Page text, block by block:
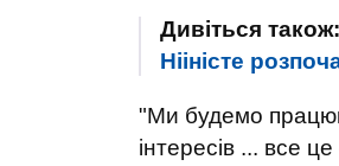
Дивіться також:
Нііністе
"Ми будемо
інтересів ... все